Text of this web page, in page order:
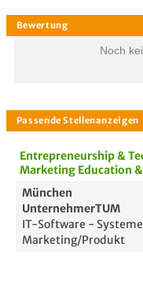
Noch
Entrepreneurship &
Marketing Education
München
UnternehmerTUM
IT-Software -
Marketing/Produkt